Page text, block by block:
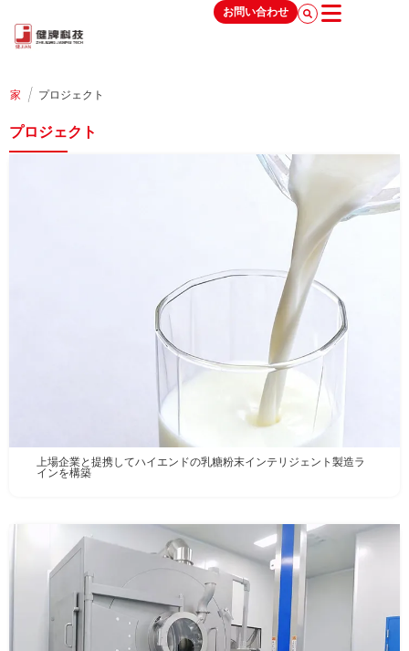
お問い合わせ
家 / プロジェクト
プロジェクト
上場企業と提携してハイエンドの乳糖粉末インテリジェント製造ラ
インを構築